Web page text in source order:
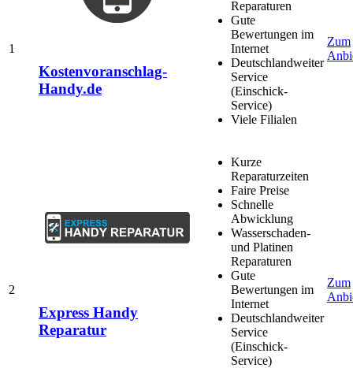
1
Kostenvoranschlag-
Handy.de
Reparaturen
Gute
Bewertungen im
Internet
Deutschlandweiter
Service
(Einschick-
Service)
Viele Filialen
Zum
2
Express Handy
Reparatur
Kurze
Reparaturzeiten
Faire Preise
Schnelle
Abwicklung
Wasserschaden-
und Platinen
Reparaturen
Gute
Bewertungen im
Internet
Deutschlandweiter
Service
(Einschick-
Service)
Zum